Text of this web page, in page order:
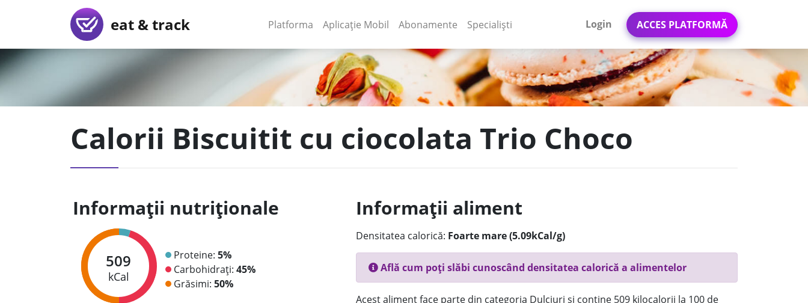
eat & track Platforma (current)
Aplicație Mobil (current)
Abonamente Specialiști Login ACCES PLATFORMĂ
Calorii Biscuitit cu ciocolata Trio Choco
Informații nutriționale
509
kCal
Proteine: 5%
Carbohidrați: 45%
Grăsimi: 50%
Informații aliment
Densitatea calorică: Foarte mare (5.09kCal/g)
Află cum poți slăbi cunoscând densitatea calorică a alimentelor
Acest aliment face parte din categoria Dulciuri și conține 509 kilocalorii la 100 de